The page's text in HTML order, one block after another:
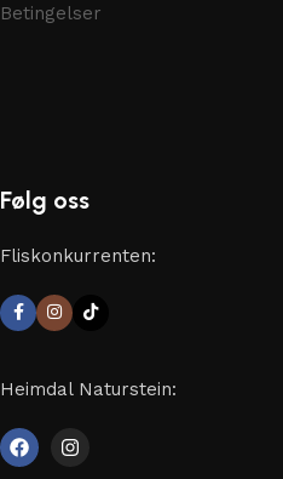
Betingelser
Følg oss
Fliskonkurrenten:
Heimdal Naturstein: